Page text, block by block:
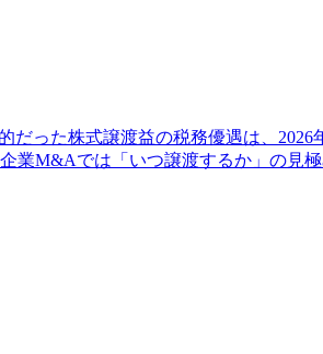
った株式譲渡益の税務優遇は、2026
業M&Aでは「いつ譲渡するか」の見